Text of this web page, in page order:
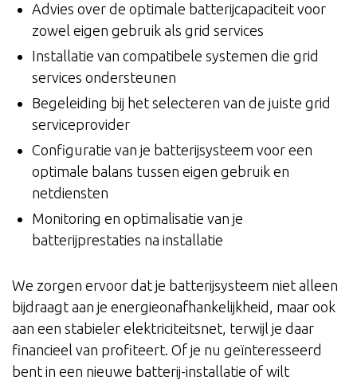
Advies over de optimale batterijcapaciteit voor
zowel eigen gebruik als grid services
Installatie van compatibele systemen die grid
services ondersteunen
Begeleiding bij het selecteren van de juiste grid
serviceprovider
Configuratie van je batterijsysteem voor een
optimale balans tussen eigen gebruik en
netdiensten
Monitoring en optimalisatie van je
batterijprestaties na installatie
We zorgen ervoor dat je batterijsysteem niet alleen
bijdraagt aan je energieonafhankelijkheid, maar ook
aan een stabieler elektriciteitsnet, terwijl je daar
financieel van profiteert. Of je nu geïnteresseerd
bent in een nieuwe batterij-installatie of wilt